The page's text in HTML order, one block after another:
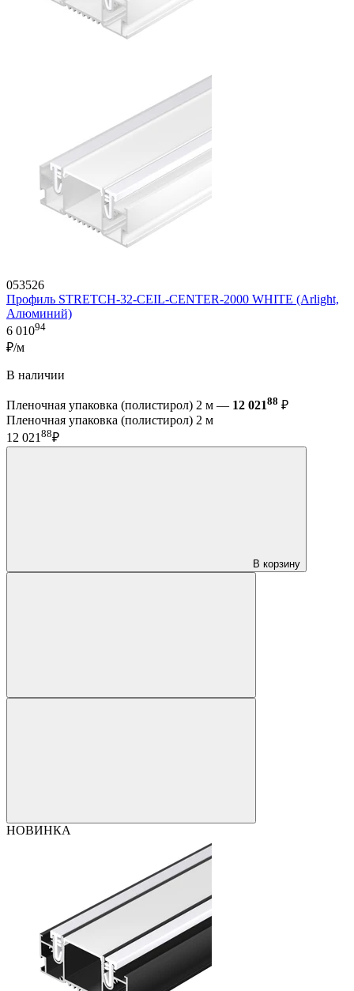
053526
Профиль STRETCH-32-CEIL-CENTER-2000 WHITE (Arlight,
Алюминий)
6 01094
₽/м
В наличии
Пленочная упаковка (полистирол) 2 м — 12 02188 ₽
Пленочная упаковка (полистирол) 2 м
12 02188₽
В корзину
НОВИНКА